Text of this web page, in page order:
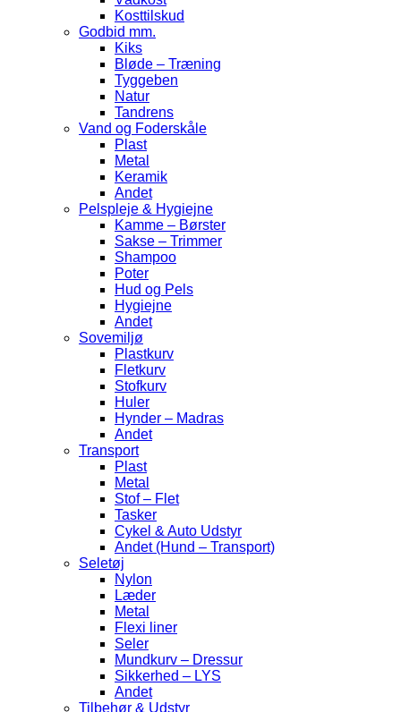
Kosttilskud
Godbid mm.
Kiks
Bløde – Træning
Tyggeben
Natur
Tandrens
Vand og Foderskåle
Plast
Metal
Keramik
Andet
Pelspleje & Hygiejne
Kamme – Børster
Sakse – Trimmer
Shampoo
Poter
Hud og Pels
Hygiejne
Andet
Sovemiljø
Plastkurv
Fletkurv
Stofkurv
Huler
Hynder – Madras
Andet
Transport
Plast
Metal
Stof – Flet
Tasker
Cykel & Auto Udstyr
Andet (Hund – Transport)
Seletøj
Nylon
Læder
Metal
Flexi liner
Seler
Mundkurv – Dressur
Sikkerhed – LYS
Andet
Tilbehør & Udstyr